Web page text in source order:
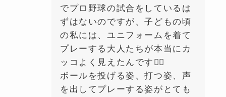
でプロ野球の試合をしているは
ずはないのですが、子どもの頃
の私には、ユニフォームを着て
プレーする大人たちが本当にカ
ッコよく見えたんです🙂‍↕️
ボールを投げる姿、打つ姿、声
を出してプレーする姿がとても